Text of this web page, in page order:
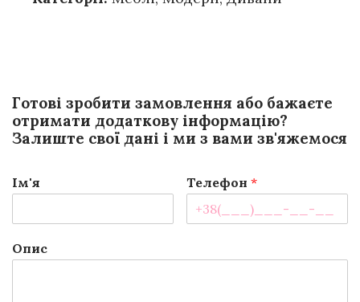
Готові зробити замовлення або бажаєте
отримати додаткову інформацію?
Залиште свої дані і ми з вами зв'яжемося
Ім'я Телефон*
Опис